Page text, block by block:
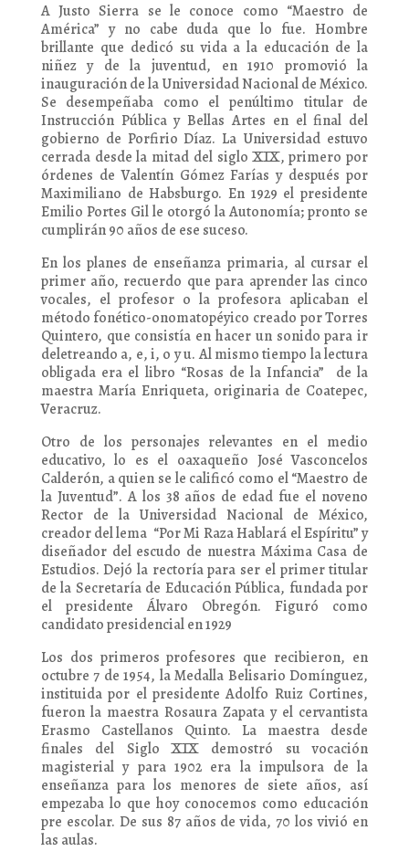
A Justo Sierra se le conoce como “Maestro de
América” y no cabe duda que lo fue. Hombre
brillante que dedicó su vida a la educación de la
niñez y de la juventud, en 1910 promovió la
inauguración de la Universidad Nacional de México.
Se desempeñaba como el penúltimo titular de
Instrucción Pública y Bellas Artes en el final del
gobierno de Porfirio Díaz. La Universidad estuvo
cerrada desde la mitad del siglo XIX, primero por
órdenes de Valentín Gómez Farías y después por
Maximiliano de Habsburgo. En 1929 el presidente
Emilio Portes Gil le otorgó la Autonomía; pronto se
cumplirán 90 años de ese suceso.
En los planes de enseñanza primaria, al cursar el
primer año, recuerdo que para aprender las cinco
vocales, el profesor o la profesora aplicaban el
método fonético-onomatopéyico creado por Torres
Quintero, que consistía en hacer un sonido para ir
deletreando a, e, i, o y u. Al mismo tiempo la lectura
obligada era el libro “Rosas de la Infancia” de la
maestra María Enriqueta, originaria de Coatepec,
Veracruz.
Otro de los personajes relevantes en el medio
educativo, lo es el oaxaqueño José Vasconcelos
Calderón, a quien se le calificó como el “Maestro de
la Juventud”. A los 38 años de edad fue el noveno
Rector de la Universidad Nacional de México,
creador del lema “Por Mi Raza Hablará el Espíritu” y
diseñador del escudo de nuestra Máxima Casa de
Estudios. Dejó la rectoría para ser el primer titular
de la Secretaría de Educación Pública, fundada por
el presidente Álvaro Obregón. Figuró como
candidato presidencial en 1929
Los dos primeros profesores que recibieron, en
octubre 7 de 1954, la Medalla Belisario Domínguez,
instituida por el presidente Adolfo Ruiz Cortines,
fueron la maestra Rosaura Zapata y el cervantista
Erasmo Castellanos Quinto. La maestra desde
finales del Siglo XIX demostró su vocación
magisterial y para 1902 era la impulsora de la
enseñanza para los menores de siete años, así
empezaba lo que hoy conocemos como educación
pre escolar. De sus 87 años de vida, 70 los vivió en
las aulas.